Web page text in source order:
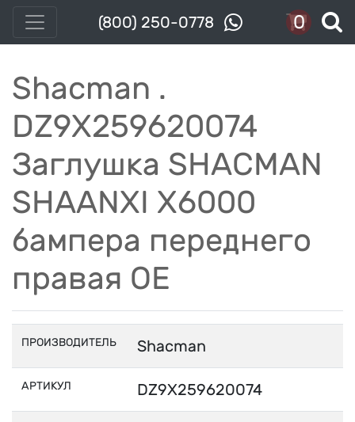
(800) 250-0778 0
Shacman .
DZ9X259620074
Заглушка SHACMAN
SHAANXI X6000
бампера переднего
правая OE
ПРОИЗВОДИТЕЛЬ Shacman
АРТИКУЛ DZ9X259620074